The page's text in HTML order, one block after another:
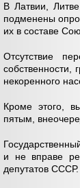
В Латвии,
подменены
их в составе
Отсутствие
некоренного
Кроме этого,
пятым,
и не вправе
депутатов СССР.